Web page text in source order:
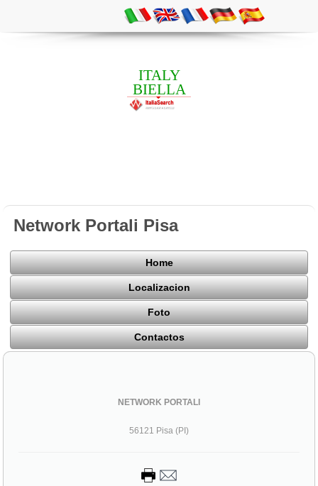
ITALY
BIELLA
Network Portali Pisa
Home
Localizacion
Foto
Contactos
NETWORK PORTALI
56121 Pisa (PI)